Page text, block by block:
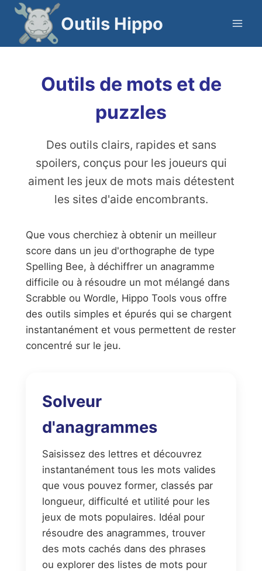
Passer
contenu
Outils Hippo
Outils de mots et de
puzzles
Des outils clairs, rapides et sans
spoilers, conçus pour les joueurs qui
aiment les jeux de mots mais détestent
les sites d'aide encombrants.
Que vous cherchiez à obtenir un meilleur
score dans un jeu d'orthographe de type
Spelling Bee, à déchiffrer un anagramme
difficile ou à résoudre un mot mélangé dans
Scrabble ou Wordle, Hippo Tools vous offre
des outils simples et épurés qui se chargent
instantanément et vous permettent de rester
concentré sur le jeu.
Solveur
d'anagrammes
Saisissez des lettres et découvrez
instantanément tous les mots valides
que vous pouvez former, classés par
longueur, difficulté et utilité pour les
jeux de mots populaires. Idéal pour
résoudre des anagrammes, trouver
des mots cachés dans des phrases
ou explorer des listes de mots pour